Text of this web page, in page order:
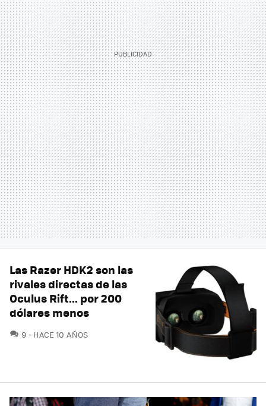
Las Razer HDK2 son las
rivales directas de las
Oculus Rift... por 200
dólares menos
9 COMENTARIOS
HACE 10 AÑOS